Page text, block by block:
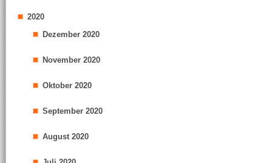
2020
Dezember 2020
November 2020
Oktober 2020
September 2020
August 2020